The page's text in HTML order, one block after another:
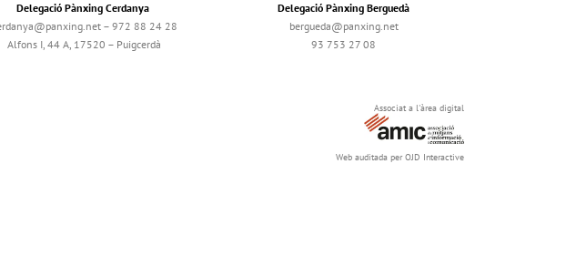
Delegació Pànxing Cerdanya
– 972 88 24 28
Alfons I, 44 A, 17520 – Puigcerdà
Delegació Pànxing Berguedà
bergueda@panxing.net
93 753 27 08
Associat a l'àrea digital
Web auditada per OJD Interactive